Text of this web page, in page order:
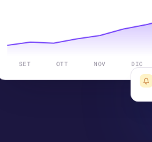
SET OTT NOV DIC